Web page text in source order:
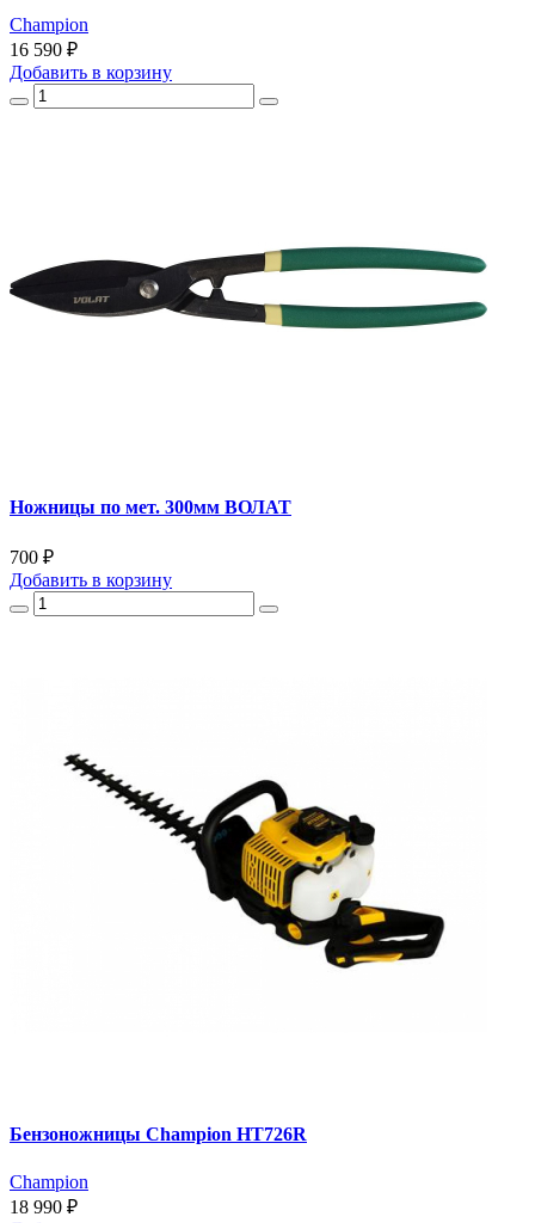
Champion
16 590 ₽
Добавить в корзину
Ножницы по мет. 300мм ВОЛАТ
700 ₽
Добавить в корзину
Бензоножницы Champion HT726R
Champion
18 990 ₽